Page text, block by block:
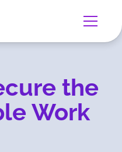
the
Work